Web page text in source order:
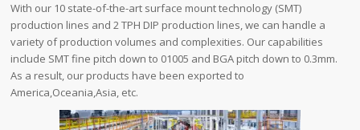
With our 10 state-of-the-art surface mount technology (SMT)
production lines and 2 TPH DIP production lines, we can handle a
variety of production volumes and complexities. Our capabilities
include SMT fine pitch down to 01005 and BGA pitch down to 0.3mm.
As a result, our products have been exported to
America,Oceania,Asia, etc.